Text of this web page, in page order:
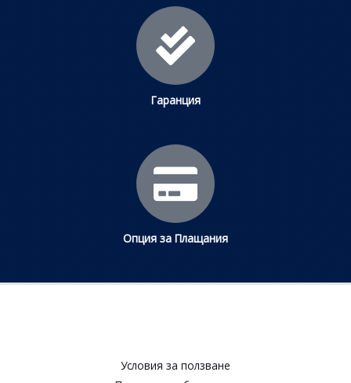
Гаранция
Опция за Плащания
Условия за ползване​